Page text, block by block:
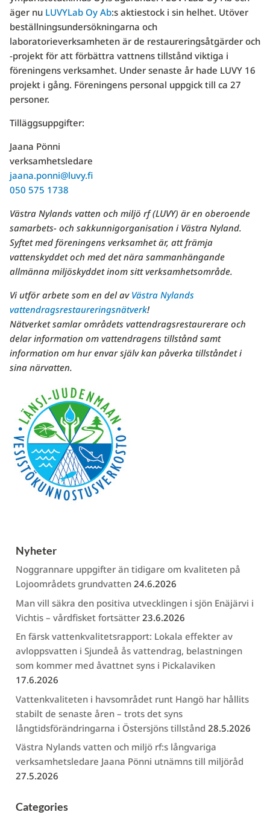
äger nu LUVYLab Oy Ab:s aktiestock i sin helhet. Utöver
beställningsundersökningarna och
laboratorieverksamheten är de restaureringsåtgärder och
-projekt för att förbättra vattnens tillstånd viktiga i
föreningens verksamhet. Under senaste år hade LUVY 16
projekt i gång. Föreningens personal uppgick till ca 27
personer.
Tilläggsuppgifter:
Jaana Pönni
verksamhetsledare
jaana.ponni@luvy.fi
050 575 1738
Västra Nylands vatten och miljö rf (LUVY) är en oberoende
samarbets- och sakkunnigorganisation i Västra Nyland.
Syftet med föreningens verksamhet är, att främja
vattenskyddet och med det nära sammanhängande
allmänna miljöskyddet inom sitt verksamhetsområde.
Vi utför arbete som en del av Västra Nylands
vattendragsrestaureringsnätverk!
Nätverket samlar områdets vattendragsrestaurerare och
delar information om vattendragens tillstånd samt
information om hur envar själv kan påverka tillståndet i
sina närvatten.
Nyheter
Noggrannare uppgifter än tidigare om kvaliteten på
Lojoområdets grundvatten 24.6.2026
Man vill säkra den positiva utvecklingen i sjön Enäjärvi i
Vichtis – vårdfisket fortsätter 23.6.2026
En färsk vattenkvalitetsrapport: Lokala effekter av
avloppsvatten i Sjundeå ås vattendrag, belastningen
som kommer med åvattnet syns i Pickalaviken
17.6.2026
Vattenkvaliteten i havsområdet runt Hangö har hållits
stabilt de senaste åren – trots det syns
långtidsförändringarna i Östersjöns tillstånd 28.5.2026
Västra Nylands vatten och miljö rf:s långvariga
verksamhetsledare Jaana Pönni utnämns till miljöråd
27.5.2026
Categories